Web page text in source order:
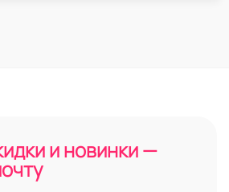
и новинки —